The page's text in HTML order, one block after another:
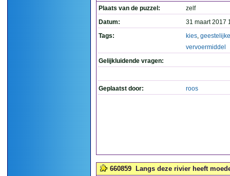
Plaats van de puzzel:
zelf
Datum:
31 maart 2017
Tags:
kies, geestelijke
vervoermiddel
Gelijkluidende vragen:
Geplaatst door: roos
660859 Langs deze rivier heeft